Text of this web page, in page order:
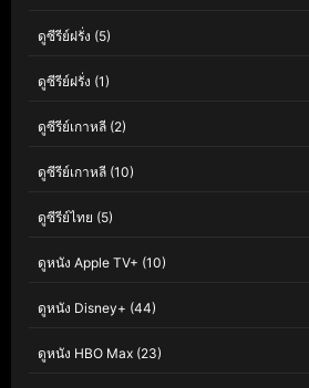
ดูซีรีย์ฝรั่ง (5)
ดูซีรีย์ฝรั่ง (1)
ดูซีรีย์เกาหลี (2)
ดูซีรีย์เกาหลี (10)
ดูซีรีย์ไทย (5)
ดูหนัง Apple TV+ (10)
ดูหนัง Disney+ (44)
ดูหนัง HBO Max (23)